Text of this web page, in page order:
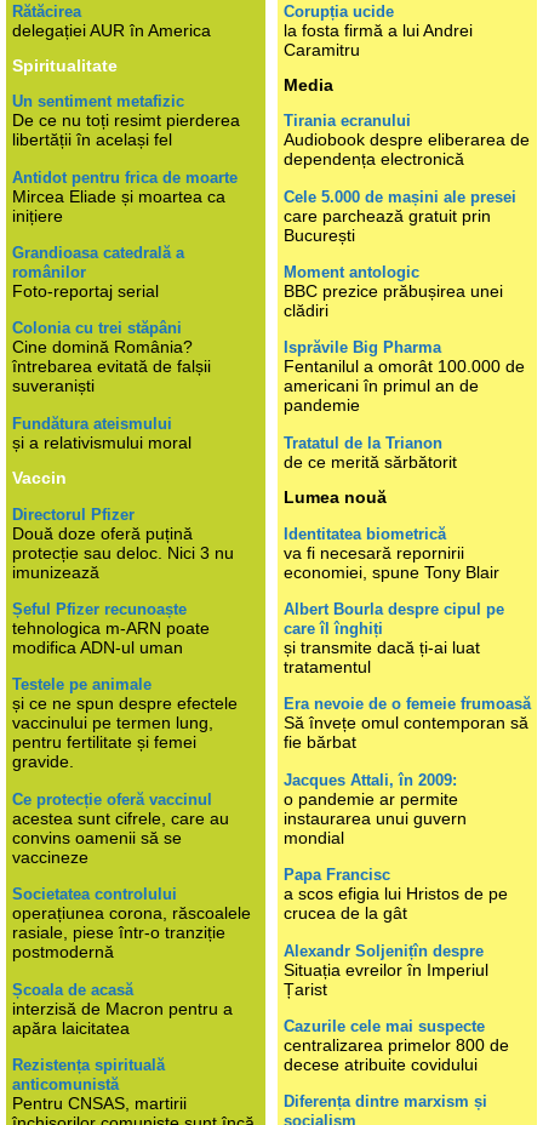
Rătăcirea
delegației AUR în America
Spiritualitate
Un sentiment metafizic
De ce nu toți resimt pierderea
libertății în același fel
Antidot pentru frica de moarte
Mircea Eliade și moartea ca
inițiere
Grandioasa catedrală a
românilor
Foto-reportaj serial
Colonia cu trei stăpâni
Cine domină România?
întrebarea evitată de falșii
suveraniști
Fundătura ateismului
și a relativismului moral
Vaccin
Directorul Pfizer
Două doze oferă puțină
protecție sau deloc. Nici 3 nu
imunizează
Șeful Pfizer recunoaște
tehnologica m-ARN poate
modifica ADN-ul uman
Testele pe animale
și ce ne spun despre efectele
vaccinului pe termen lung,
pentru fertilitate și femei
gravide.
Ce protecție oferă vaccinul
acestea sunt cifrele, care au
convins oamenii să se
vaccineze
Societatea controlului
operațiunea corona, răscoalele
rasiale, piese într-o tranziție
postmodernă
Școala de acasă
interzisă de Macron pentru a
apăra laicitatea
Rezistența spirituală
anticomunistă
Pentru CNSAS, martirii
Corupția ucide
la fosta firmă a lui Andrei
Caramitru
Media
Tirania ecranului
Audiobook despre eliberarea de
dependența electronică
Cele 5.000 de mașini ale presei
care parchează gratuit prin
București
Moment antologic
BBC prezice prăbușirea unei
clădiri
Isprăvile Big Pharma
Fentanilul a omorât 100.000 de
americani în primul an de
pandemie
Tratatul de la Trianon
de ce merită sărbătorit
Lumea nouă
Identitatea biometrică
va fi necesară repornirii
economiei, spune Tony Blair
Albert Bourla despre cipul pe
care îl înghiți
și transmite dacă ți-ai luat
tratamentul
Era nevoie de o femeie frumoasă
Să învețe omul contemporan să
fie bărbat
Jacques Attali, în 2009:
o pandemie ar permite
instaurarea unui guvern
mondial
Papa Francisc
a scos efigia lui Hristos de pe
crucea de la gât
Alexandr Soljenițîn despre
Situația evreilor în Imperiul
Țarist
Cazurile cele mai suspecte
centralizarea primelor 800 de
decese atribuite covidului
Diferența dintre marxism și
socialism